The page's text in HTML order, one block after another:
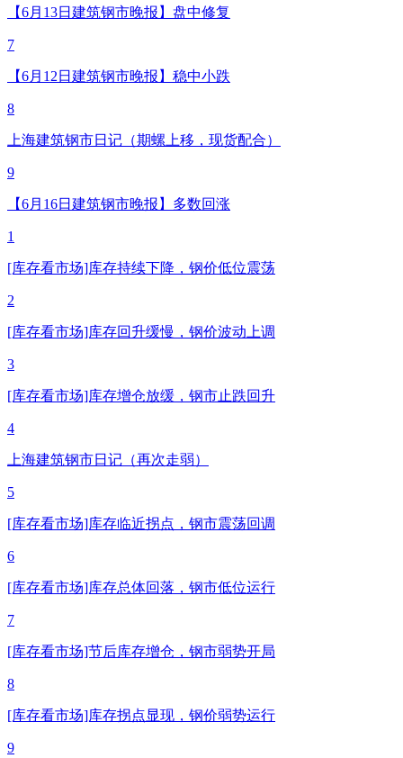
【6月13日建筑钢市晚报】盘中修复
7
【6月12日建筑钢市晚报】稳中小跌
8
上海建筑钢市日记（期螺上移，现货配合）
9
【6月16日建筑钢市晚报】多数回涨
1
[库存看市场]库存持续下降，钢价低位震荡
2
[库存看市场]库存回升缓慢，钢价波动上调
3
[库存看市场]库存增仓放缓，钢市止跌回升
4
上海建筑钢市日记（再次走弱）
5
[库存看市场]库存临近拐点，钢市震荡回调
6
[库存看市场]库存总体回落，钢市低位运行
7
[库存看市场]节后库存增仓，钢市弱势开局
8
[库存看市场]库存拐点显现，钢价弱势运行
9